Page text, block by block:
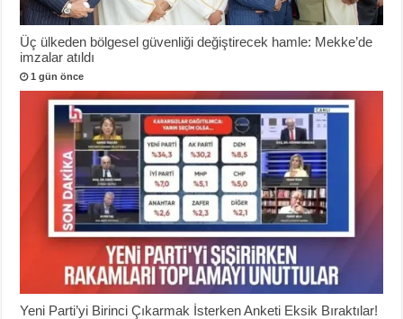
Üç ülkeden bölgesel güvenliği değiştirecek hamle: Mekke’de
imzalar atıldı
1 gün önce
Yeni Parti’yi Birinci Çıkarmak İsterken Anketi Eksik Bıraktılar!